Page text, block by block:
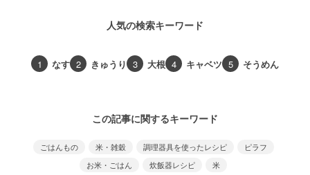
人気の検索キーワード
1 なす 2 きゅうり 3 大根 4 キャベツ 5 そうめん
この記事に関するキーワード
ごはんもの 米・雑穀 調理器具を使ったレシピ
ピラフ
お米・ごはん
炊飯器レシピ 米